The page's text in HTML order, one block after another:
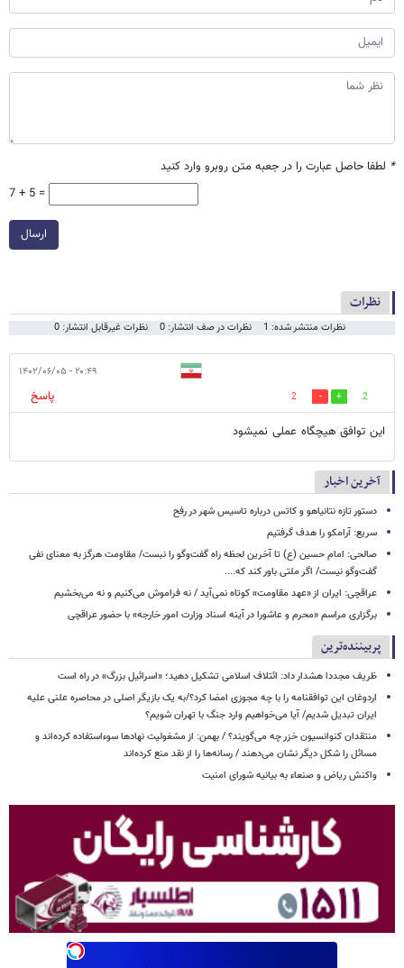
* لطفا حاصل عبارت را در جعبه متن روبرو وارد کنید
7 + 5 =
ارسال
نظرات
نظرات منتشر شده: 1 نظرات در صف انتشار: 0 نظرات غیرقابل انتشار: 0
۲۰:۴۹ - ۱۴۰۲/۰۶/۰۵
2
2
پاسخ
این توافق هیچگاه عملی نمیشود
آخرین اخبار
دستور تازه نتانیاهو و کاتس درباره تاسیس شهر در رفح
سریع: آرامکو را هدف گرفتیم
صالحی: امام حسین (ع) تا آخرین لحظه راه گفت‌وگو را نبست/ مقاومت هرگز به معنای نفی
گفت‌وگو نیست/ اگر ملتی باور کند که....
عراقچی: ایران از «عهد مقاومت» کوتاه نمی‌آید / نه فراموش می‌کنیم و نه می‌بخشیم
برگزاری مراسم «محرم و عاشورا در آینه اسناد وزارت امور خارجه» با حضور عراقچی
پربیننده‌ترین
ظریف مجددا هشدار داد: ائتلاف اسلامی تشکیل دهید؛ «اسرائیل بزرگ» در راه است
اردوغان این توافقنامه را با چه مجوزی امضا کرد؟/به یک بازیگر اصلی در محاصره علنی علیه
ایران تبدیل شدیم/ آیا می‌خواهیم وارد جنگ با تهران شویم؟
منتقدان کنوانسیون خزر چه می‌گویند؟ / بهمن: از مشغولیت نهادها سوءاستفاده کرده‌اند و
مسائل را شکل دیگر نشان می‌دهند / رسانه‌ها را از نقد منع کرده‌اند
واکنش ریاض و صنعاء به بیانیه شورای امنیت